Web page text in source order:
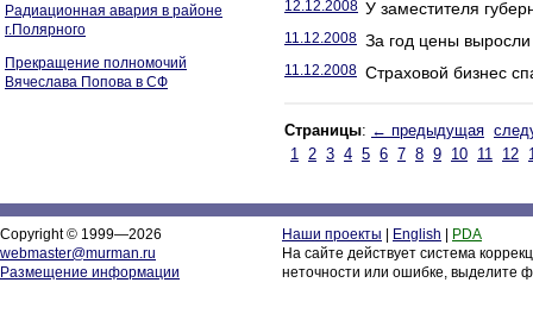
Радиационная авария в районе
г.Полярного
Прекращение полномочий
Вячеслава Попова в СФ
12.12.2008 У заместителя
11.12.2008 За год цены
11.12.2008 Страховой бизнес
Страницы: ← предыдущая
1 2 3 4 5 6 7 8 9 10 11 12
Copyright © 1999—2026
webmaster@murman.ru
Размещение информации
Наши проекты English
PDA
На сайте действует система
неточности или ошибке, выделите